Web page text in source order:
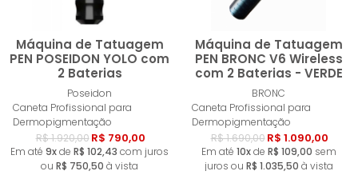
Máquina de Tatuagem
PEN POSEIDON YOLO com
2 Baterias
Poseidon
Caneta Profissional para
Dermopigmentação
R$ 1.920,00 R$ 790,00
Em até 9xde R$ 102,43 com juros
ou R$ 750,50 à vista
Comprar
Máquina de Tatuagem
PEN BRONC V6 Wireless
com 2 Baterias - VERDE
BRONC
Caneta Profissional para
Dermopigmentação
R$ 1.690,00 R$ 1.090,00
Em até 10xde R$ 109,00 sem
juros ou R$ 1.035,50 à vista